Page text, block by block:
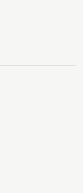
på X rf Bluesky:ssa
TELA rf på
TELA